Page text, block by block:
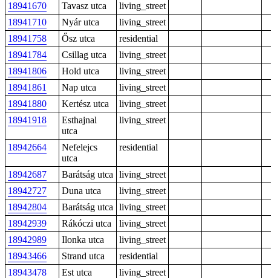
18941670
Tavasz utca
living_street
18941710
Nyár utca
living_street
18941758
Ősz utca
residential
18941784
Csillag utca
living_street
18941806
Hold utca
living_street
18941861
Nap utca
living_street
18941880
Kertész utca
living_street
18941918
Esthajnal
utca
living_street
18942664
Nefelejcs
utca
residential
18942687 Barátság utca
living_street
18942727
Duna utca
living_street
18942804
Barátság utca
living_street
18942939
Rákóczi utca
living_street
18942989
Ilonka utca
living_street
18943466
Strand utca
residential
18943478
Est utca
living_street